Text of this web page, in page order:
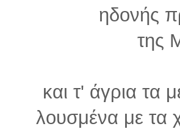
ηδονής
της
και τ' άγρια
λουσμένα με τα